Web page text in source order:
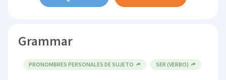
Grammar
PRONOMBRES PERSONALES DE SUJETO SER (VERBO)